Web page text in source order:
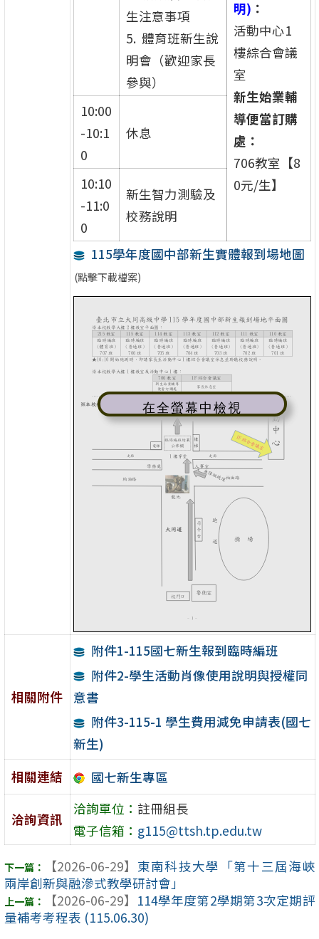
明) ：
活動中心1
樓綜合會議
室
新生始業輔
導便當訂購
處：
706教室【8
0元/生】
生注意事項
5. 體育班新生說
明會（歡迎家長
參與）
10:00
-10:1
0
休息
10:10
-11:0
0
新生智力測驗及
校務說明
115學年度國中部新生實體報到場地圖
(點擊下載檔案)
在全螢幕中檢視
相關附件
附件1-115國七新生報到臨時編班
附件2-學生活動肖像使用說明與授權同
意書
附件3-115-1 學生費用減免申請表(國七
新生)
相關連結
國七新生專區
洽詢資訊
洽詢單位： 註冊組長
電子信箱： g115@ttsh.tp.edu.tw
【2026-06-29】 東南科技大學「第十三屆海峽
兩岸創新與融滲式教學研討會」
【2026-06-29】 114學年度第2學期第3次定期評
量補考考程表 (115.06.30)